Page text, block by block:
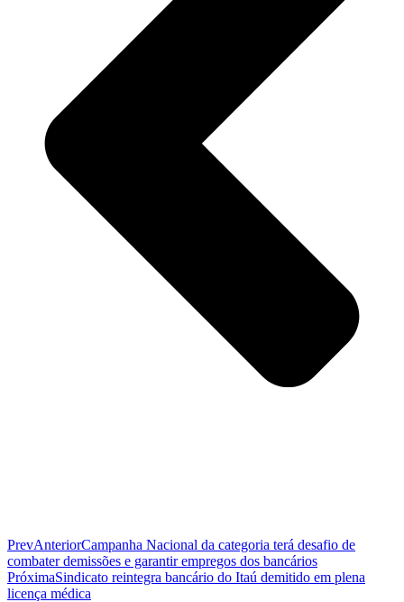
PrevAnteriorCampanha Nacional da categoria terá desafio de
combater demissões e garantir empregos dos bancários
PróximaSindicato reintegra bancário do Itaú demitido em plena
licença médica